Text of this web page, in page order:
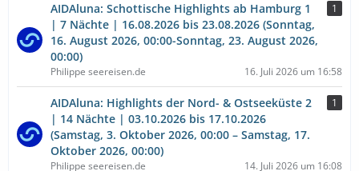
AIDAluna: Schottische Highlights ab Hamburg 1
| 7 Nächte | 16.08.2026 bis 23.08.2026 (Sonntag,
16. August 2026, 00:00-Sonntag, 23. August 2026,
00:00)
1
Philippe seereisen.de 16. Juli 2026 um 16:58
AIDAluna: Highlights der Nord- & Ostseeküste 2
| 14 Nächte | 03.10.2026 bis 17.10.2026
(Samstag, 3. Oktober 2026, 00:00 – Samstag, 17.
Oktober 2026, 00:00)
1
Philippe seereisen.de 14. Juli 2026 um 16:08